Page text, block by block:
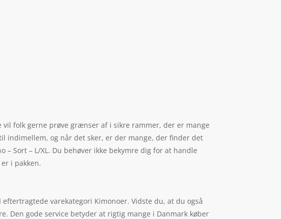
folk gerne prøve grænser af i sikre rammer, der er mange
indimellem, og når det sker, er der mange, der finder det
Sort – L/XL. Du behøver ikke bekymre dig for at handle
i pakken.
varekategori Kimonoer. Vidste du, at du også
Den gode service betyder at rigtig mange i Danmark køber